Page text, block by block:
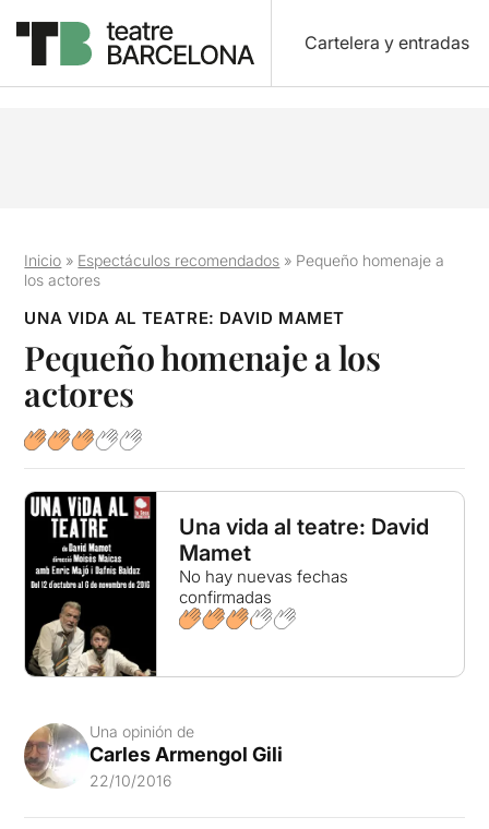
Cartelera y entradas
Inicio » Espectáculos recomendados » Pequeño homenaje a
los actores
UNA VIDA AL TEATRE: DAVID MAMET
Pequeño homenaje a los
actores
Una vida al teatre: David
Mamet
No hay nuevas fechas
confirmadas
Una opinión de
Carles Armengol Gili
22/10/2016